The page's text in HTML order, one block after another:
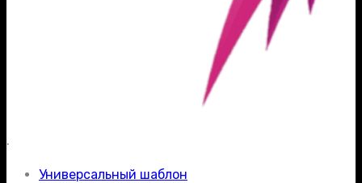
.
Универсальный шаблон